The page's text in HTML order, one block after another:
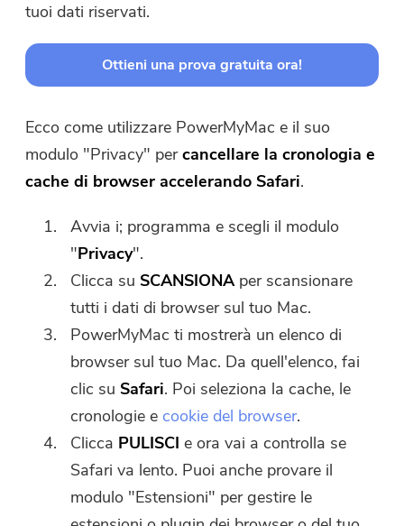
tuoi dati riservati.
Ottieni una prova gratuita ora!
Ecco come utilizzare PowerMyMac e il suo
modulo "Privacy" percancellare la cronologia e
cache di browser accelerando Safari.
Avvia i; programma e scegli il modulo
"Privacy".
Clicca su SCANSIONAper scansionare
tutti i dati di browser sul tuo Mac.
PowerMyMac ti mostrerà un elenco di
browser sul tuo Mac. Da quell'elenco, fai
clic su Safari. Poi seleziona la cache, le
cronologie ecookie del browser.
Clicca PULISCI e ora vai a controlla se
Safari va lento. Puoi anche provare il
modulo "Estensioni" per gestire le